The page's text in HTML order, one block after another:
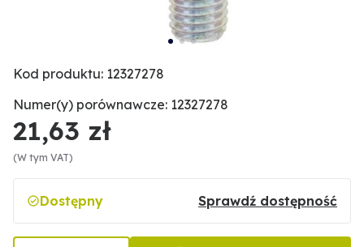
Kod produktu: 12327278
Numer(y) porównawcze: 12327278
21,63 zł
(W tym VAT)
Dostępny Sprawdź dostępność